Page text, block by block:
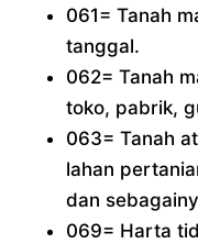
061= Tanah
tanggal.
062= Tanah
toko, pabrik,
063= Tanah
lahan
dan
069= Harta